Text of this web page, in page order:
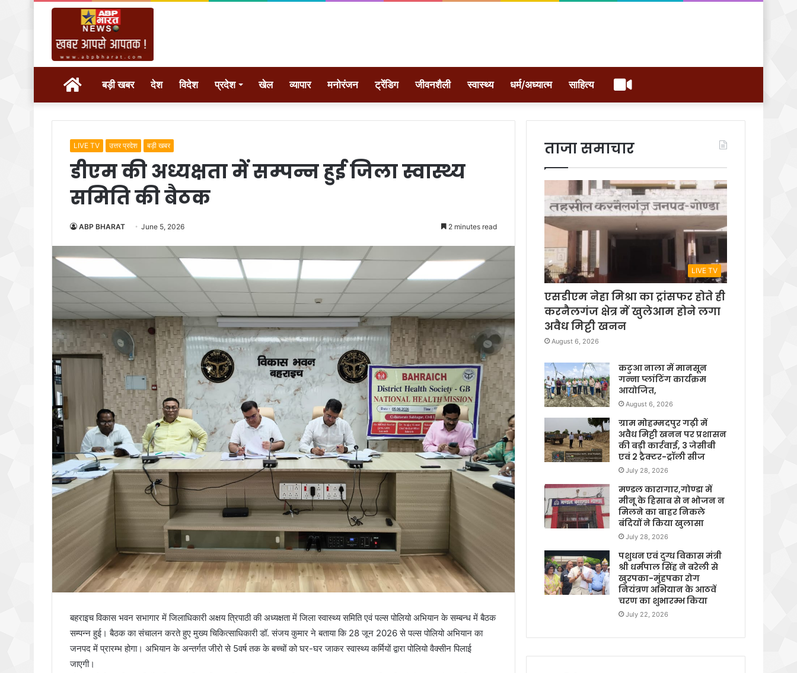
होम बड़ी खबर देश विदेश प्रदेश खेल व्यापार मनोरंजन ट्रेंडिग जीवनशैली स्वास्थ्य धर्म/अध्यात्म साहित्य वीडियो
LIVE TV उत्तर प्रदेश बड़ी खबर
डीएम की अध्यक्षता में सम्पन्न हुई जिला स्वास्थ्य
समिति की बैठक
ABP BHARAT June 5, 2026 2 minutes read
बहराइच विकास भवन सभागार में जिलाधिकारी अक्षय त्रिपाठी की अध्यक्षता में जिला स्वास्थ्य समिति एवं पल्स पोलियो अभियान के सम्बन्ध में बैठक
सम्पन्न हुई। बैठक का संचालन करते हुए मुख्य चिकित्साधिकारी डॉ. संजय कुमार ने बताया कि 28 जून 2026 से पल्स पोलियो अभियान का
जनपद में प्रारम्भ होगा। अभियान के अन्तर्गत जीरो से 5वर्ष तक के बच्चों को घर-घर जाकर स्वास्थ्य कर्मियों द्वारा पोलियो वैक्सीन पिलाई
जाएगी।
ताजा समाचार
LIVE TV
एसडीएम नेहा मिश्रा का ट्रांसफर होते ही
करनैलगंज क्षेत्र में खुलेआम होने लगा
अवैध मिट्टी खनन
August 6, 2026
कटुआ नाला में मानसून
गन्ना प्लांटिंग कार्यक्रम
आयोजित,
August 6, 2026
ग्राम मोहम्मदपुर गढ़ी में
अवैध मिट्टी खनन पर प्रशासन
की बड़ी कार्रवाई, 3 जेसीबी
एवं 2 ट्रैक्टर-ट्रॉली सीज
July 28, 2026
मण्डल कारागार,गोण्डा में
मीनू के हिसाब से न भोजन न
मिलने का बाहर निकले
बंदियों ने किया खुलासा
July 28, 2026
पशुधन एवं दुग्ध विकास मंत्री
श्री धर्मपाल सिंह ने बरेली से
खुरपका-मुंहपका रोग
नियंत्रण अभियान के आठवें
चरण का शुभारम्भ किया
July 22, 2026